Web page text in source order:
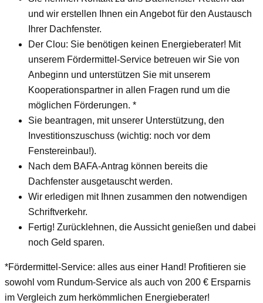
und wir erstellen Ihnen ein Angebot für den Austausch
Ihrer Dachfenster.
Der Clou: Sie benötigen keinen Energieberater! Mit
unserem Fördermittel-Service betreuen wir Sie von
Anbeginn und unterstützen Sie mit unserem
Kooperationspartner in allen Fragen rund um die
möglichen Förderungen. *
Sie beantragen, mit unserer Unterstützung, den
Investitionszuschuss (wichtig: noch vor dem
Fenstereinbau!).
Nach dem BAFA-Antrag können bereits die
Dachfenster ausgetauscht werden.
Wir erledigen mit Ihnen zusammen den notwendigen
Schriftverkehr.
Fertig! Zurücklehnen, die Aussicht genießen und dabei
noch Geld sparen.
*Fördermittel-Service: alles aus einer Hand! Profitieren sie
sowohl vom Rundum-Service als auch von 200 € Ersparnis
im Vergleich zum herkömmlichen Energieberater!